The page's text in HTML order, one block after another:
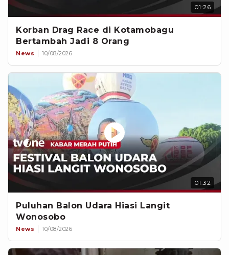
01:26
Korban Drag Race di Kotamobagu
Bertambah Jadi 8 Orang
News 10/08/2026
01:32
Puluhan Balon Udara Hiasi Langit
Wonosobo
News 10/08/2026